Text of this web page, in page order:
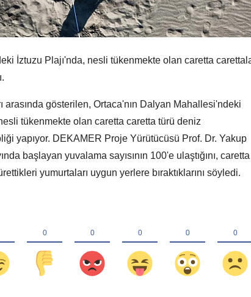
İztuzu Plajı'nda, nesli tükenmekte olan caretta
arasında gösterilen, Ortaca'nın Dalyan Mahallesi'ndeki
tükenmekte olan caretta caretta türü deniz
yapıyor. DEKAMER Proje Yürütücüsü Prof. Dr. Yakup
başlayan yuvalama sayısının 100'e ulaştığını, caretta
yumurtaları uygun yerlere bıraktıklarını söyledi.